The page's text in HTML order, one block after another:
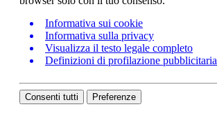
Informativa sui cookie
Informativa sulla privacy
Visualizza il testo legale completo
Definizioni di profilazione pubblicitaria
Consenti tutti Preferenze